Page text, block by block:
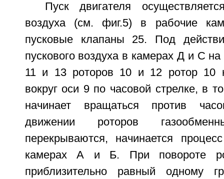
Пуск двигателя
воздуха (см. фиг.5) в рабочие
пусковые клапаны 25. Под
пускового воздуха в камерах Д и С
11 и 13 роторов 10 и 12 ротор 10
вокруг оси 9 по часовой стрелке, в
начинает вращаться против
движении роторов
перекрываются, начинается
камерах А и Б. При повороте
приблизительно равный одному